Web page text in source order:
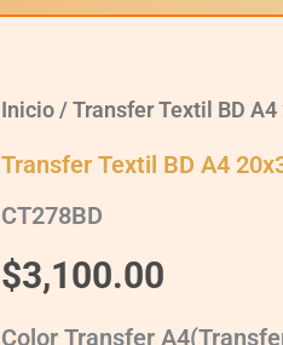
Inicio/Transfer Textil BD A4
Transfer Textil BD A4
CT278BD
$3,100.00
Color Transfer
CT278BD
quantity